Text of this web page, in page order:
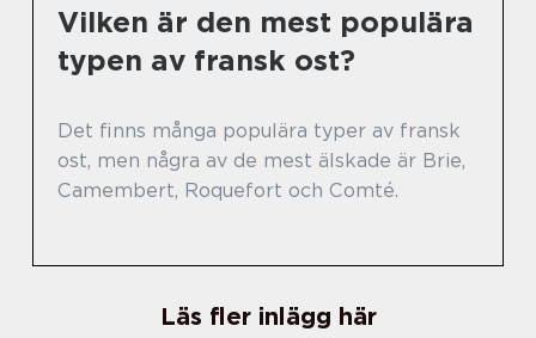
Vilken är den mest populära
typen av fransk ost?
Det finns många populära typer av fransk
ost, men några av de mest älskade är Brie,
Camembert, Roquefort och Comté.
Läs fler inlägg här